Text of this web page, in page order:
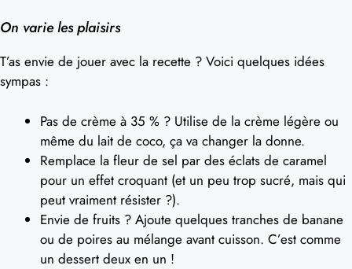
On varie les plaisirs
T’as envie de jouer avec la recette ? Voici quelques idées
sympas :
Pas de crème à 35 % ? Utilise de la crème légère ou
même du lait de coco, ça va changer la donne.
Remplace la fleur de sel par des éclats de caramel
pour un effet croquant (et un peu trop sucré, mais qui
peut vraiment résister ?).
Envie de fruits ? Ajoute quelques tranches de banane
ou de poires au mélange avant cuisson. C’est comme
un dessert deux en un !